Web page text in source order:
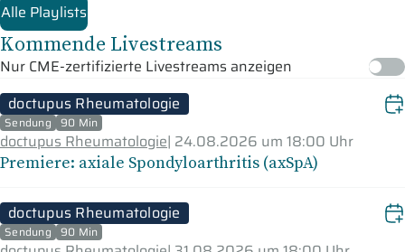
Alle Playlists
Kommende Livestreams
Nur CME-zertifizierte Livestreams anzeigen
doctupus Rheumatologie
Sendung 90 Min
doctupus Rheumatologie| 24.08.2026 um 18:00 Uhr
Premiere: axiale Spondyloarthritis (axSpA)
doctupus Rheumatologie
Sendung 90 Min